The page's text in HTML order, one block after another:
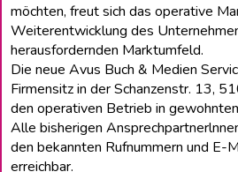
möchten, freut sich das operative
Weiterentwicklung des
herausfordernden Marktumfeld.
Die neue Avus Buch & Medien
Firmensitz in der Schanzenstr. 13,
den operativen Betrieb in
Alle bisherigen
den bekannten Rufnummern und E-
erreichbar.